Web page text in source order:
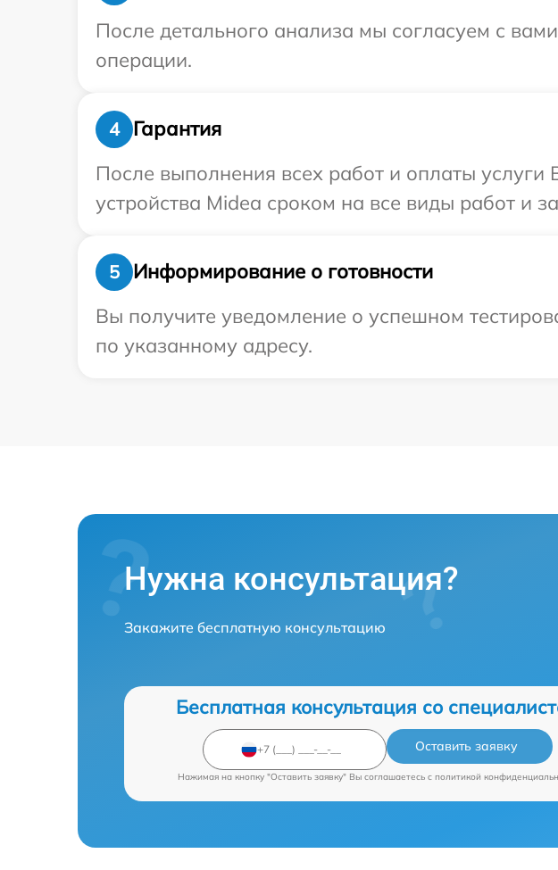
После детального анализа мы согласуем с
операции.
4
Гарантия
После выполнения всех работ и оплаты
устройства Midea сроком на все виды работ и
5
Информирование о готовности
Вы получите уведомление о успешном
по указанному адресу.
Нужна консультация?
Закажите бесплатную консультацию
Бесплатная консультация со
Оставить заявку
Нажимая на кнопку "Оставить заявку" Вы соглашаетесь c политикой